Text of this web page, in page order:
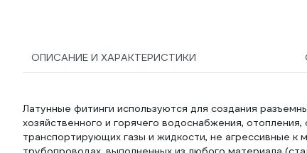
ОПИСАНИЕ И ХАРАКТЕРИСТИКИ
Латунные фитинги используются для создания
хозяйственного и горячего водоснабжения,
транспортирующих газы и жидкости, не агрессивные